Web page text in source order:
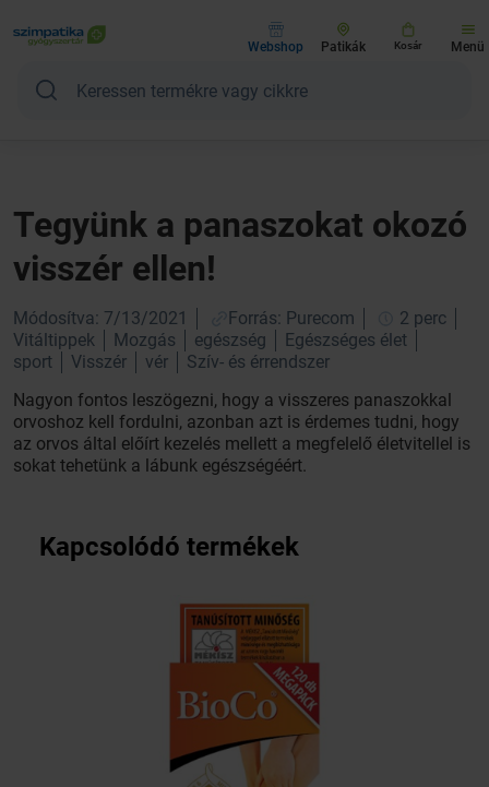
Webshop Patikák Kosár Menü
Tegyünk a panaszokat okozó
visszér ellen!
Módosítva: 7/13/2021 Forrás: Purecom
2 perc
Vitáltippek
Mozgás egészség
Egészséges élet
sport
Visszér vér
Szív- és érrendszer
Nagyon fontos leszögezni, hogy a visszeres panaszokkal
orvoshoz kell fordulni, azonban azt is érdemes tudni, hogy
az orvos által előírt kezelés mellett a megfelelő életvitellel is
sokat tehetünk a lábunk egészségéért.
Kapcsolódó termékek